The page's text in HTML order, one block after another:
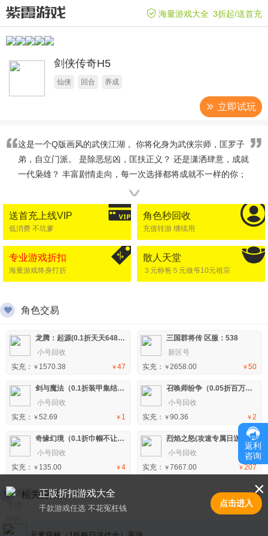
海量游戏大全 3折起/送首充
剑侠传奇H5
仙侠 回合 养成
立即试玩
这是一个Q版画风的武侠江湖， 你将化身为武侠宗师，匡罗子
弟，自立门派。 是除恶惩凶，匡扶正义？ 还是潇洒肆意，成就
一代枭雄？ 丰富剧情走向，每一次选择都将成就不一样的你；
万般武术秘籍，争夺江湖至尊宝座。 PVP、PVE丰富玩法，满
足你一切。 挂机玩法，解放双手，享受更轻松随性的游戏乐
趣。 Q版画风的武侠江湖，化身为武侠宗师，召集子弟，自立
门派。丰富剧情走向，成就不一样的你；挂机玩法，解放双
手，享受更轻松随性的游戏乐趣。
∨
送首充上线VIP
低消费 不坑爹
角色秒回收
充值转游 继续用
专业游戏折扣
海量游戏终身打折
散人天堂
３元称爸５元做爷10元祖宗
角色交易
龙腾：起源(0.1折天天648)手游 区服：13
小号回收
￥47
实充： ￥ 1570.38
三国群将传 区服：538
新区号
￥50
实充： ￥2658.00
剑与魔法（0.1折装甲集结）H5 区服：2
小号回收
￥ 1
实充： ￥52.69
召唤师纷争（0.05折百万代金狂潮）H5 区服：3
小号回收
￥2
实充： ￥90.36
奇缘幻境（0.1折巾帼不让须眉）H5 区服：3
小号回收
￥4
实充： ￥ 135.00
烈焰之怒(攻速专属日送代币)手游 区服：5
小号回收
￥207
实充： ￥7667.00
相关游戏 ×
正版折扣游戏大全
千款游戏任选 不花冤枉钱
点击进入
返利
咨询